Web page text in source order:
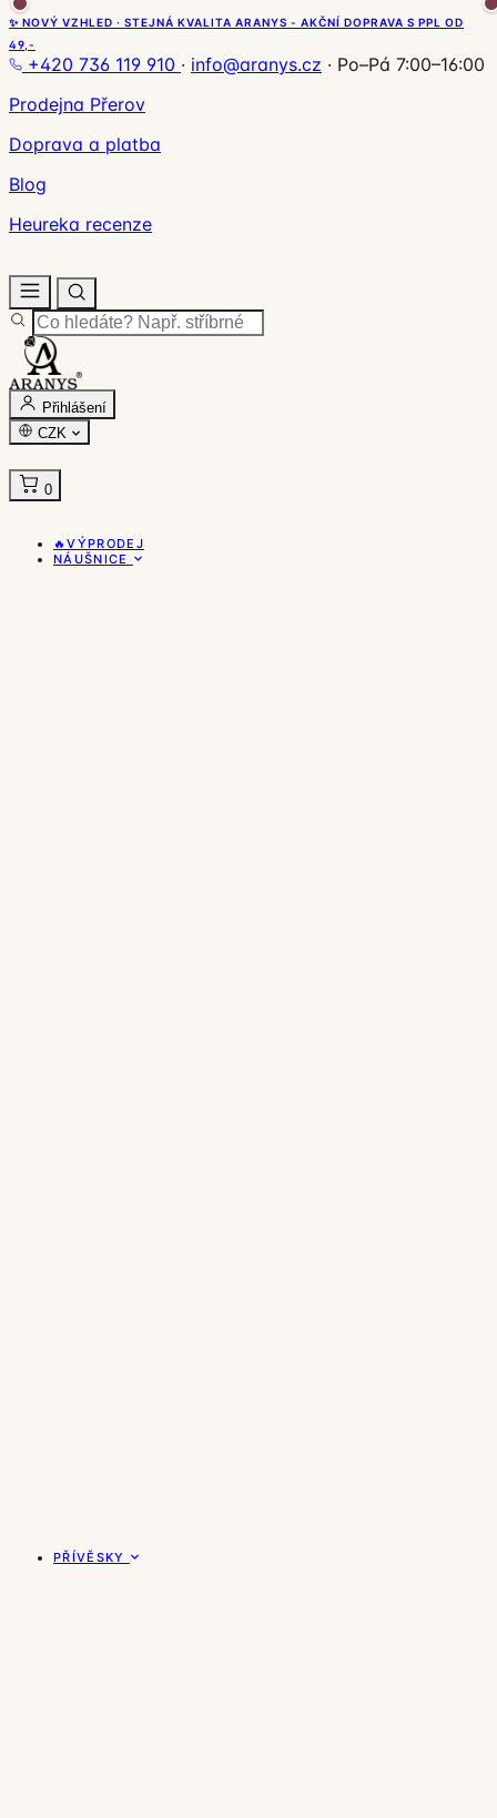
✨ NOVÝ VZHLED · STEJNÁ KVALITA ARANYS - AKČNÍ DOPRAVA S PPL OD
49,-
+420 736 119 910 · info@aranys.cz · Po–Pá 7:00–16:00
Prodejna Přerov
Doprava a platba
Blog
Heureka recenze
Přihlášení
CZK
0
🔥VÝPRODEJ
NÁUŠNICE
PŘÍVĚSKY